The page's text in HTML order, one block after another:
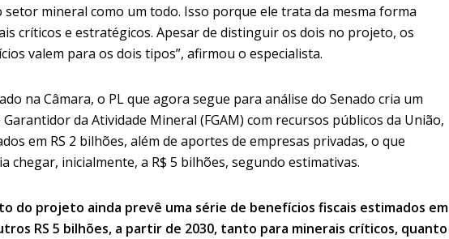
setor mineral como um todo. Isso porque ele trata da mesma forma
críticos e estratégicos. Apesar de distinguir os dois no projeto, os
valem para os dois tipos”, afirmou o especialista.
na Câmara, o PL que agora segue para análise do Senado cria um
Garantidor da Atividade Mineral (FGAM) com recursos públicos da União,
em RS 2 bilhões, além de aportes de empresas privadas, o que
chegar, inicialmente, a R$ 5 bilhões, segundo estimativas.
do projeto ainda prevê uma série de benefícios fiscais estimados em
RS 5 bilhões, a partir de 2030, tanto para minerais críticos, quanto